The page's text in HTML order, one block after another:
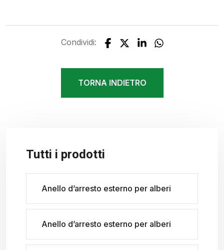
Condividi:
TORNA INDIETRO
Tutti i prodotti
Anello d’arresto esterno per alberi
Anello d’arresto esterno per alberi